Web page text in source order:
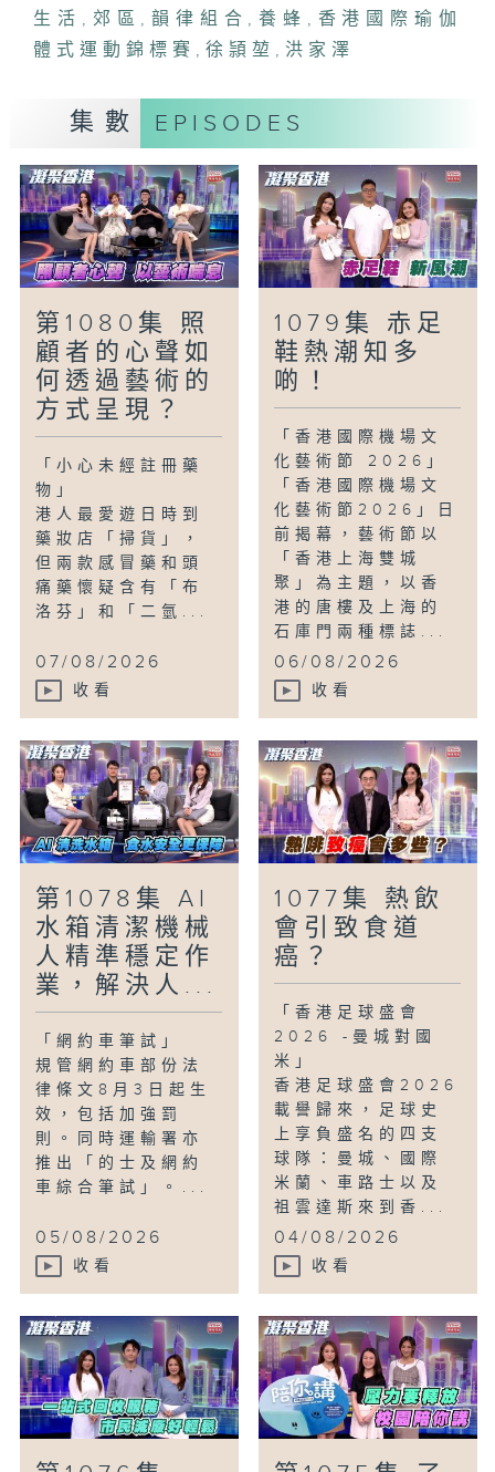
成實體，一步步走向大眾。
年逾七十的羅國生退休後，重回荃灣川龍村
的田園，過着忙碌卻悠然自得的農耕生活。
他除了農耕，閒時會作詩、養蜂弄蜜，樂於
與訪客分享田園生活心得，找到銀髮生活的
哲學。
「童話香港-郊遊好去處」
長要帶朋友去郊遊，小朋友最想去哪一個地
方？
生活 , 郊區 , 韻律組合 , 養蜂 , 香港國際瑜伽
體式運動錦標賽 ,徐頴堃 , 洪家澤
集數 EPISODES
第1080集 照
顧者的心聲如
何透過藝術的
方式呈現？
「小心未經註冊藥
物」
港人最愛遊日時到
藥妝店「掃貨」，
但兩款感冒藥和頭
痛藥懷疑含有「布
洛芬」和「二氫...
07/08/2026
收看
1079集 赤足
鞋熱潮知多
啲！
「香港國際機場文
化藝術節 2026」
「香港國際機場文
化藝術節2026」日
前揭幕，藝術節以
「香港上海雙城
聚」為主題，以香
港的唐樓及上海的
石庫門兩種標誌...
06/08/2026
收看
第1078集 AI
水箱清潔機械
人精準穩定作
業，解決人...
「網約車筆試」
規管網約車部份法
律條文8月3日起生
效，包括加強罰
則。同時運輸署亦
推出「的士及網約
車綜合筆試」。...
05/08/2026
收看
1077集 熱飲
會引致食道
癌？
「香港足球盛會
2026 -曼城對國
米」
香港足球盛會2026
載譽歸來，足球史
上享負盛名的四支
球隊：曼城、國際
米蘭、車路士以及
祖雲達斯來到香...
04/08/2026
收看